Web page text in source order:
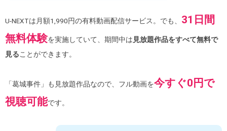
U-NEXTは月額1,990円の有料動画配信サービス。でも、 31日間
無料体験を実施していて、期間中は 見放題作品をすべて無料で
見ることができます。
「葛城事件」も見放題作品なので、フル動画を今すぐ0円で
視聴可能です。